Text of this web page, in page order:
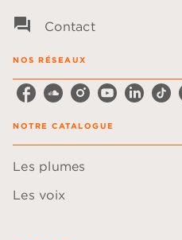
question_answer Contact
NOS RÉSEAUX
NOTRE CATALOGUE
Les plumes
Les voix